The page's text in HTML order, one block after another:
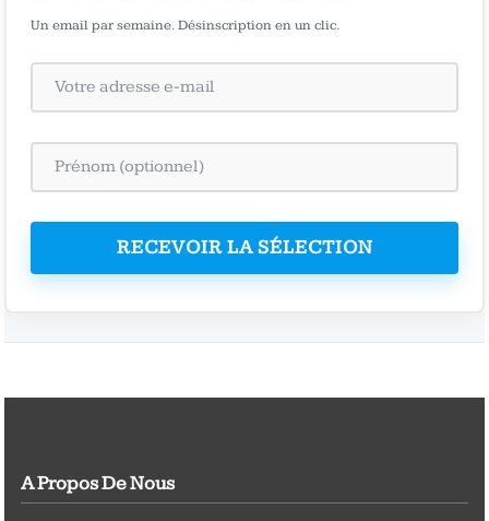
Un email par semaine. Désinscription en un clic.
RECEVOIR LA SÉLECTION
A Propos De Nous